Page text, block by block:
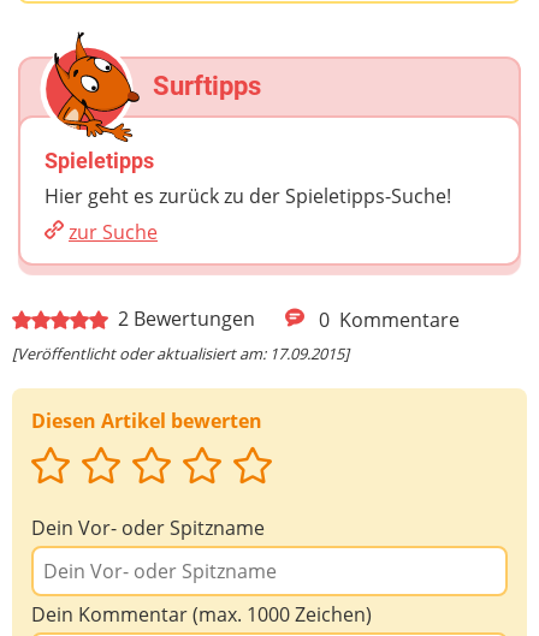
2 Bewertungen 0 Kommentare
[Veröffentlicht oder aktualisiert am: 17.09.2015]
Diesen Artikel bewerten
Dein Vor- oder Spitzname
Dein Kommentar (max. 1000 Zeichen)
Surftipps
Spieletipps
Hier geht es zurück zu der Spieletipps-Suche!
zur Suche